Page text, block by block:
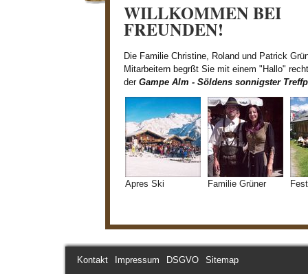
WILLKOMMEN BEI
FREUNDEN!
Die Familie Christine, Roland und Patrick
Mitarbeitern begrßt Sie mit einem "Hallo"
der Gampe Alm - Söldens sonnigster
Apres Ski Familie Grüner
Kontakt Impressum DSGVO Sitemap